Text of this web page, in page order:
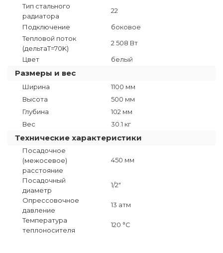
Тип стального
радиатора
22
Подключение
боковое
Тепловой поток
(дельтаT=70K)
2 508 Вт
Цвет белый
Размеры и вес
Ширина
1100 мм
Высота
500 мм
Глубина
102 мм
Вес
30.1 кг
Технические характеристики
Посадочное
(межосевое)
расстояние
450 мм
Посадочный
диаметр
1/2"
Опрессовочное
давление
13 атм
Температура
теплоносителя
120 °C